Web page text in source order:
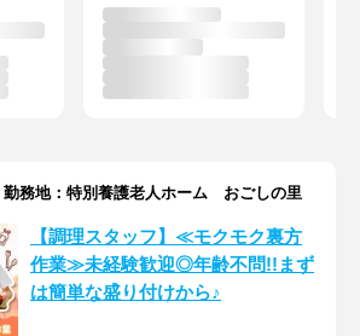
務地：特別養護老人ホーム おごしの里
【調理スタッフ】≪モクモク裏方
作業≫未経験歓迎◎年齢不問!!まず
は簡単な盛り付けから♪